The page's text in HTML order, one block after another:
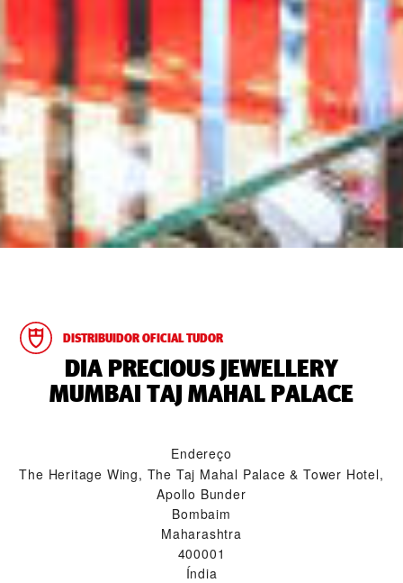
DISTRIBUIDOR OFICIAL TUDOR
‭DIA PRECIOUS JEWELLERY
MUMBAI TAJ MAHAL PALACE‬
Endereço
The Heritage Wing, The Taj Mahal Palace & Tower Hotel,
Apollo Bunder
Bombaim
Maharashtra
400001
Índia